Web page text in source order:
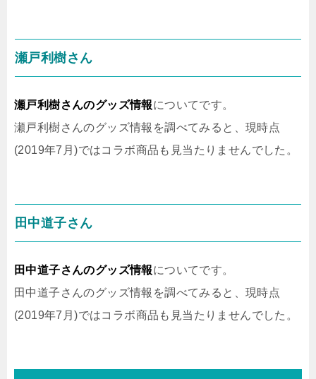
瀬戸利樹さん
瀬戸利樹さんのグッズ情報についてです。
瀬戸利樹さんのグッズ情報を調べてみると、現時点
(2019年7月)ではコラボ商品も見当たりませんでした。
田中道子さん
田中道子さんのグッズ情報についてです。
田中道子さんのグッズ情報を調べてみると、現時点
(2019年7月)ではコラボ商品も見当たりませんでした。